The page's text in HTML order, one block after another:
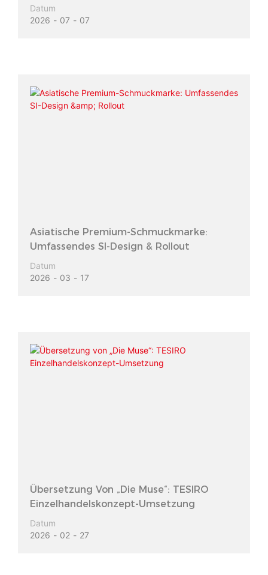
Datum
2026
07 07
Asiatische Premium-Schmuckmarke:
Umfassendes SI-Design & Rollout
Datum
2026
03 17
Übersetzung Von „Die Muse“: TESIRO
Einzelhandelskonzept-Umsetzung
Datum
2026
02 27